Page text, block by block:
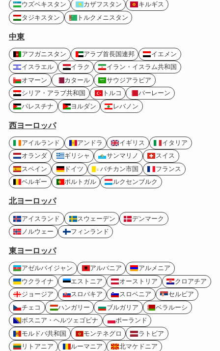
ウズベキスタン カザフスタン
キルギス
タジキスタン
トルクメニスタン
中東
アフガニスタン アラブ首長国連邦
イエメン
イスラエル
イラク
イラン・イスラム共和国
オマーン
カタール
サウジアラビア
シリア・アラブ共和国
トルコ
バーレーン
パレスチナ
ヨルダン レバノン
西ヨーロッパ
アイルランド アンドラ イギリス
イタリア
オランダ
ギリシャ サンマリノ
スイス
スペイン
ドイツ バチカン市国
フランス
ベルギー
ポルトガル ルクセンブルク
北ヨーロッパ
アイスランド スウェーデン
デンマーク
ノルウェー
フィンランド
東ヨーロッパ
アゼルバイジャン アルバニア
アルメニア
ウクライナ
エストニア オーストリア
クロアチア
ジョージア
スロバキア スロベニア
セルビア
チェコ
ハンガリー ブルガリア
ベラルーシ
ボスニア・ヘルツェゴビナ
ポーランド
モルドバ共和国
モンテネグロ
ラトビア
リトアニア
ルーマニア 北マケドニア